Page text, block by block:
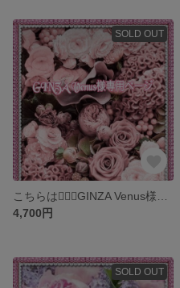
SOLD OUT
4,700円
SOLD OUT